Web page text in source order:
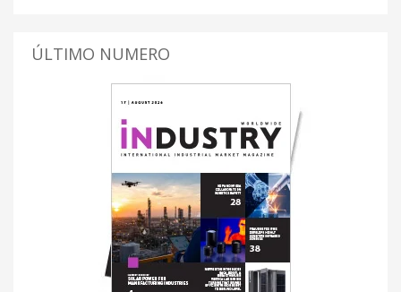
ÚLTIMO NUMERO